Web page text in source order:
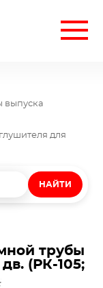
выпуска
для
НАЙТИ
трубы
(РК-105;